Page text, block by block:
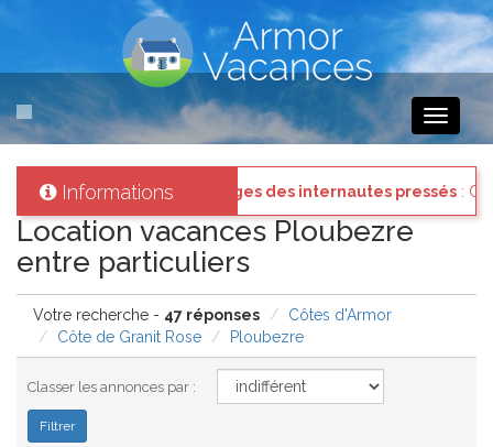
Toggle
Informations
vous à votre compte et consultez les "Messages des
Location vacances Ploubezre
entre particuliers
Votre recherche - 47 réponses
Côtes d'Armor
Côte de Granit Rose
Ploubezre
Classer les annonces par :